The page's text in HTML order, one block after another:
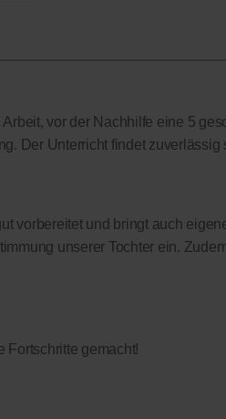
vor der Nachhilfe eine 5
Der Unterricht findet zuverlässig
vorbereitet und bringt auch
unserer Tochter ein.
Fortschritte gemacht!